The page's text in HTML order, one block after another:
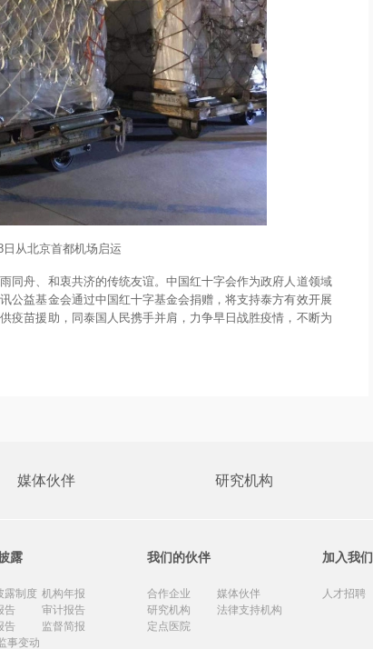
从北京首都机场启运
同舟、和衷共济的传统友谊。中国红十字会作为政府人道领域
公益基金会通过中国红十字基金会捐赠，将支持泰方有效开展
疫苗援助，同泰国人民携手并肩，力争早日战胜疫情，不断为
媒体伙伴 研究机构
露
露制度 机构年报
告
审计报告
告
监督简报
事变动
我们的伙伴
合作企业
媒体伙伴
研究机构
法律支持机构
定点医院
加入我们
人才招聘